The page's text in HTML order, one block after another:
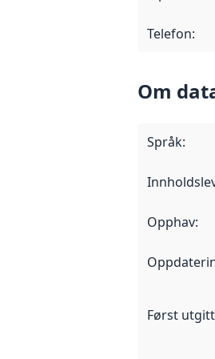
Telefon:
Om
Språk:
Opphav:
Først utgitt